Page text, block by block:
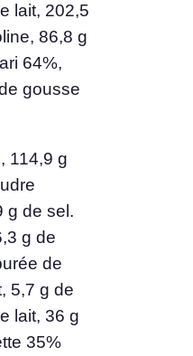
lait, 202,5
86,8 g
64%,
gousse
114,9 g
g de sel.
g de
de
5,7 g de
lait, 36 g
35%